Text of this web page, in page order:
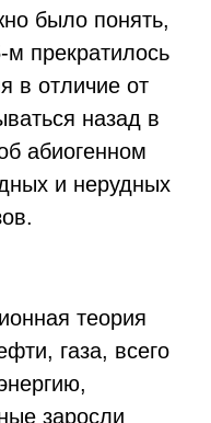
было понять,
прекратилось
в отличие от
назад в
абиогенном
и нерудных
теория
газа, всего
заросли